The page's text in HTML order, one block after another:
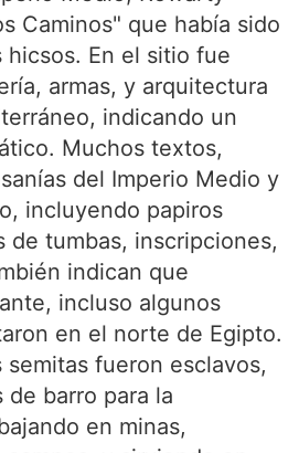
Caminos" que había sido
hicsos. En el sitio fue
armas, y arquitectura
indicando un
Muchos textos,
del Imperio Medio y
incluyendo papiros
de tumbas, inscripciones,
indican que
incluso algunos
en el norte de Egipto.
fueron esclavos,
barro para la
en minas,